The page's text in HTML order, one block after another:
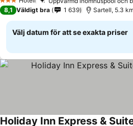
3 Stjärnor
8,1 Väldigt bra 1 639 Sartell, 5.3
Välj datum för att se exakta priser
Holiday Inn Express &